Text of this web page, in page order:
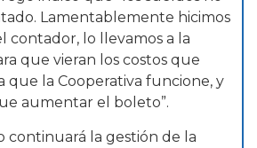
Lamentablemente hicimos
contador, lo llevamos a la
que vieran los costos que
que la Cooperativa funcione, y
aumentar el boleto”.
continuará la gestión de la